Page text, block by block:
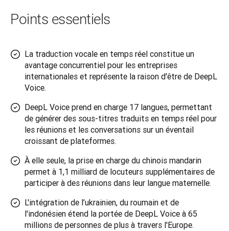
Points essentiels
La traduction vocale en temps réel constitue un
avantage concurrentiel pour les entreprises
internationales et représente la raison d'être de DeepL
Voice.
DeepL Voice prend en charge 17 langues, permettant
de générer des sous-titres traduits en temps réel pour
les réunions et les conversations sur un éventail
croissant de plateformes.
À elle seule, la prise en charge du chinois mandarin
permet à 1,1 milliard de locuteurs supplémentaires de
participer à des réunions dans leur langue maternelle.
L'intégration de l’ukrainien, du roumain et de
l'indonésien étend la portée de DeepL Voice à 65
millions de personnes de plus à travers l'Europe.